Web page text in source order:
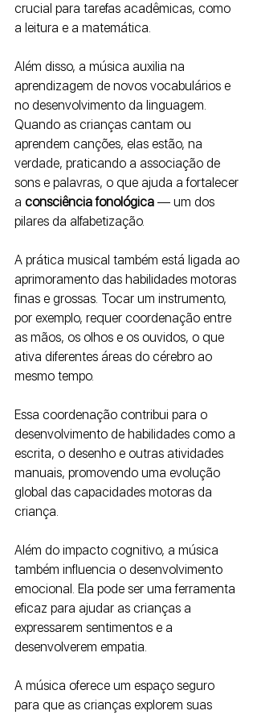
crucial para tarefas acadêmicas, como
a leitura e a matemática.
Além disso, a música auxilia na
aprendizagem de novos vocabulários e
no desenvolvimento da linguagem.
Quando as crianças cantam ou
aprendem canções, elas estão, na
verdade, praticando a associação de
sons e palavras, o que ajuda a fortalecer
a consciência fonológica — um dos
pilares da alfabetização.
A prática musical também está ligada ao
aprimoramento das habilidades motoras
finas e grossas. Tocar um instrumento,
por exemplo, requer coordenação entre
as mãos, os olhos e os ouvidos, o que
ativa diferentes áreas do cérebro ao
mesmo tempo.
Essa coordenação contribui para o
desenvolvimento de habilidades como a
escrita, o desenho e outras atividades
manuais, promovendo uma evolução
global das capacidades motoras da
criança.
Além do impacto cognitivo, a música
também influencia o desenvolvimento
emocional. Ela pode ser uma ferramenta
eficaz para ajudar as crianças a
expressarem sentimentos e a
desenvolverem empatia.
A música oferece um espaço seguro
para que as crianças explorem suas